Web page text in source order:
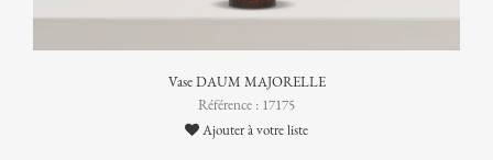
Vase DAUM MAJORELLE
Référence : 17175
Ajouter à votre liste